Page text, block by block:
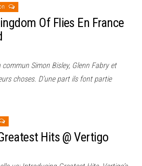
Of Flies En France
commun Simon Bisley, Glenn Fabry et
choses. D’une part ils font partie
Hits @ Vertigo